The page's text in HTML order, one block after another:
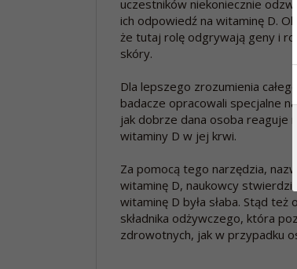
uczestników niekoniecznie
ich odpowiedź na witaminę D.
że tutaj rolę odgrywają geny i
skóry.
Dla lepszego zrozumienia całego
badacze opracowali specjalne
jak dobrze dana osoba reaguje
witaminy D w jej krwi.
Za pomocą tego narzędzia,
witaminę D, naukowcy
witaminę D była słaba. Stąd
składnika odżywczego, która
zdrowotnych, jak w przypadku